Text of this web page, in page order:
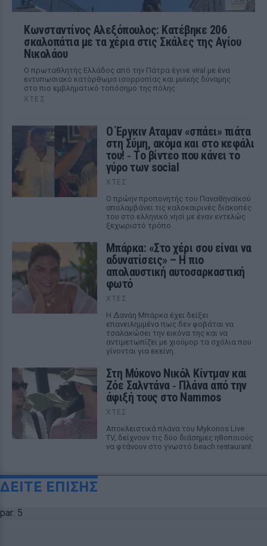
Κωνσταντίνος Αλεξόπουλος: Κατέβηκε 206
σκαλοπάτια με τα χέρια στις Σκάλες της Αγίου
Νικολάου
Ο πρωταθλητής Ελλάδος από την Πάτρα έγινε viral με ένα
εντυπωσιακό κατόρθωμα ισορροπίας και μυϊκής δύναμης
στο πιο εμβληματικό τοπόσημο της πόλης.
ΧΤΕΣ
Ο Έργκιν Αταμαν «σπάει» πιάτα
στη Σύμη, ακόμα και στο κεφάλι
του! ‑ Tο βίντεο που κάνει το
γύρο των social
ΧΤΕΣ
Ο πρώην προπονητής του Παναθηναϊκού
απολαμβάνει τις καλοκαιρινές διακοπές
του στο ελληνικό νησί με έναν εντελώς
ξεχωριστό τρόπο.
Μπάρκα: «Στο χέρι σου είναι να
αδυνατίσεις» – Η πιο
απολαυστική αυτοσαρκαστική
φωτό
ΧΤΕΣ
Η Δανάη Μπάρκα έχει δείξει
επανειλημμένα πως δεν φοβάται να
τσαλακώσει την εικόνα της και να
αντιμετωπίζει με χιούμορ τα σχόλια που
γίνονται για εκείνη.
Στη Μύκονο Νικόλ Κίντμαν και
Ζόε Σαλντάνα ‑ Πλάνα από την
άφιξή τους στο Nammos
ΧΤΕΣ
Αποκλειστικά πλάνα του Mykonos Live
TV, δείχνουν τις δύο διάσημες ηθοποιούς
να φτάνουν στο γνωστό beach restaurant
ΔΕΙΤΕ ΕΠΙΣΗΣ
par: 5